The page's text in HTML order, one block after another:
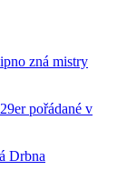
zná mistry
pořádané v
Drbna